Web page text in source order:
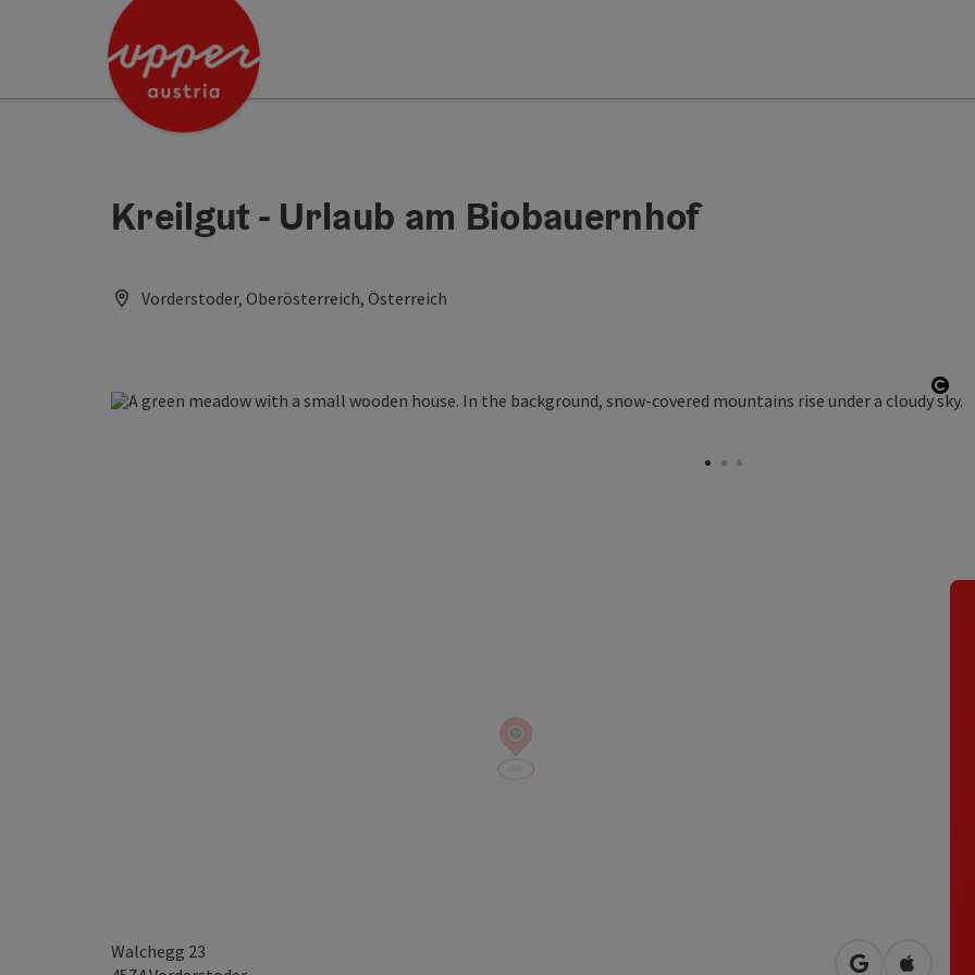
Accesskey
Accesskey
Kreilgut - Urlaub am Biobauernhof
Vorderstoder, Oberösterreich, Österreich
Walchegg 23